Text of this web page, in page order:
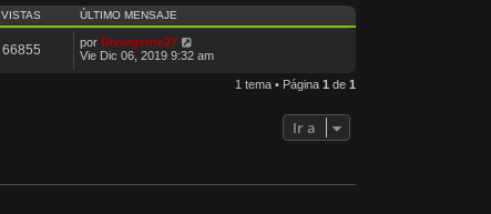
VISTAS ÚLTIMO MENSAJE
66855 por Divergente27
Vie Dic 06, 2019 9:32 am
1 tema • Página 1 de 1
Ir a